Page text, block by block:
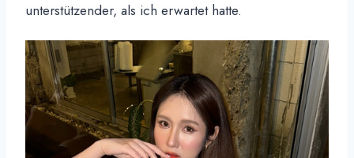
unterstützender, als ich erwartet hatte.